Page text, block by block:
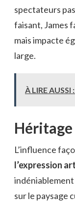
spectateurs
faisant, James
mais impacte
large.
À LIRE AUSSI :
Héritage
L’influence
l’expression
sur le paysage